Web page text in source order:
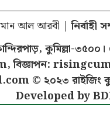
আল আরবী | নির্বাহী
কুমিল্লা-
, বিজ্ঞাপন:
© ২০২৩ রাইজিং
Developed by